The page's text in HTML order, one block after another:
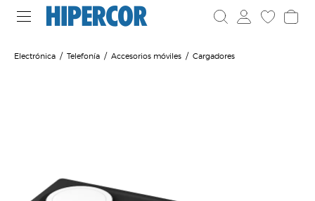
Electrónica Telefonía Accesorios móviles Cargadores